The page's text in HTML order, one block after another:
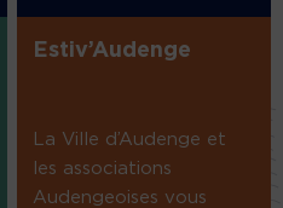
Estiv’Audenge
La Ville d’Audenge et
les associations
Audengeoises vous